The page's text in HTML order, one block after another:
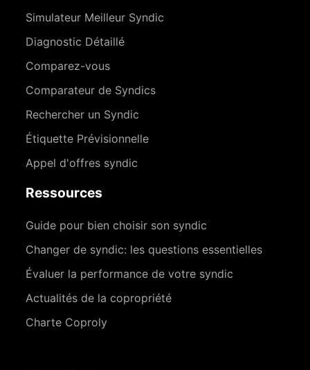
Simulateur Meilleur Syndic
Diagnostic Détaillé
Comparez-vous
Comparateur de Syndics
Rechercher un Syndic
Étiquette Prévisionnelle
Appel d'offres syndic
Ressources
Guide pour bien choisir son syndic
Changer de syndic: les questions essentielles
Évaluer la performance de votre syndic
Actualités de la copropriété
Charte Coproly